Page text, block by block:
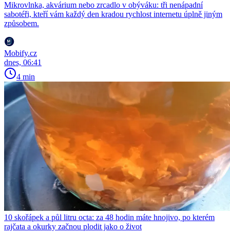
Mikrovlnka, akvárium nebo zrcadlo v obýváku: tři nenápadní
sabotéři, kteří vám každý den kradou rychlost internetu úplně jiným
způsobem.
Mobify.cz
dnes, 06:41
4 min
10 skořápek a půl litru octa: za 48 hodin máte hnojivo, po kterém
rajčata a okurky začnou plodit jako o život